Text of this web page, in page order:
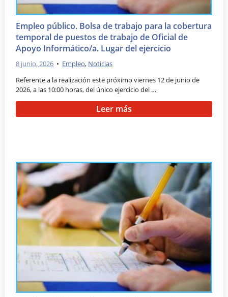
Empleo público. Bolsa de trabajo para la cobertura
temporal de puestos de trabajo de Oficial de
Apoyo Informático/a. Lugar del ejercicio
8 junio, 2026 • Empleo, Noticias
Referente a la realización este próximo viernes 12 de junio de
2026, a las 10:00 horas, del único ejercicio del …
Leer más